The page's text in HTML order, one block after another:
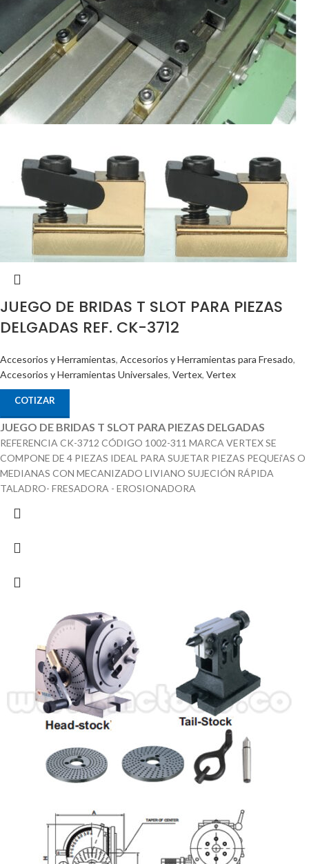
JUEGO DE BRIDAS T SLOT PARA PIEZAS
DELGADAS REF. CK-3712
Accesorios y Herramientas, Accesorios y Herramientas para Fresado,
Accesorios y Herramientas Universales, Vertex, Vertex
COTIZAR
JUEGO DE BRIDAS T SLOT PARA PIEZAS DELGADAS
REFERENCIA CK-3712 CÓDIGO 1002-311 MARCA VERTEX SE
COMPONE DE 4 PIEZAS IDEAL PARA SUJETAR PIEZAS PEQUEí‘AS O
MEDIANAS CON MECANIZADO LIVIANO SUJECIÓN RÁPIDA
TALADRO- FRESADORA - EROSIONADORA